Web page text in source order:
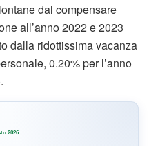
dal compensare
all’anno 2022 e 2023
dalla ridottissima vacanza
0.20% per l’anno
2026